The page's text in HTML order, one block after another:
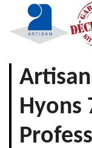
Hyons